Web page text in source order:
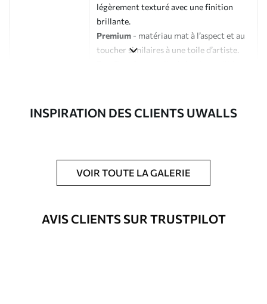
légèrement texturé avec une finition
brillante.
Premium - matériau mat à l’aspect et au
toucher similaires à une toile d’artiste.
Possibilité d'ajouter un vernis
protecteur pour renforcer la durabilité
du tableau.
Matériaux disponibles
INSPIRATION DES CLIENTS UWALLS
VOIR TOUTE LA GALERIE
AVIS CLIENTS SUR TRUSTPILOT